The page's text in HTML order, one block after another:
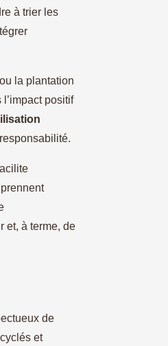
à trier les
la plantation
positif
et, à terme, de
de
et